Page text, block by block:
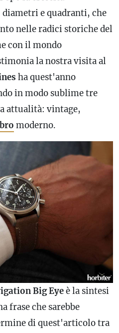
e quadranti, che
nelle radici storiche del
con il mondo
la nostra visita al
ha quest'anno
in modo sublime tre
attualità: vintage,
moderno.
Big Eyeè la sintesi
frase che sarebbe
di quest'articolo tra